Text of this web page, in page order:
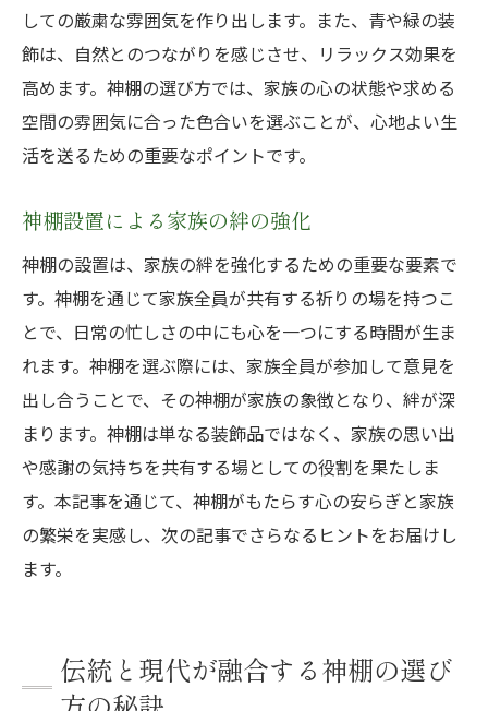
しての厳粛な雰囲気を作り出します。また、青や緑の装
飾は、自然とのつながりを感じさせ、リラックス効果を
高めます。神棚の選び方では、家族の心の状態や求める
空間の雰囲気に合った色合いを選ぶことが、心地よい生
活を送るための重要なポイントです。
神棚設置による家族の絆の強化
神棚の設置は、家族の絆を強化するための重要な要素で
す。神棚を通じて家族全員が共有する祈りの場を持つこ
とで、日常の忙しさの中にも心を一つにする時間が生ま
れます。神棚を選ぶ際には、家族全員が参加して意見を
出し合うことで、その神棚が家族の象徴となり、絆が深
まります。神棚は単なる装飾品ではなく、家族の思い出
や感謝の気持ちを共有する場としての役割を果たしま
す。本記事を通じて、神棚がもたらす心の安らぎと家族
の繁栄を実感し、次の記事でさらなるヒントをお届けし
ます。
伝統と現代が融合する神棚の選び